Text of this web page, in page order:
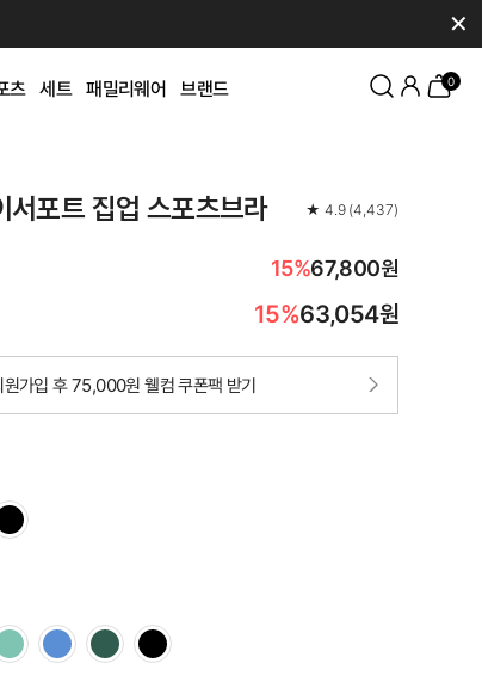
✕
츠 세트 패밀리웨어 브랜드 0
포트 집업 스포츠브라 ★ 4.9 (4,437)
15%67,800원
15%63,054원
원가입 후 75,000원 웰컴 쿠폰팩 받기